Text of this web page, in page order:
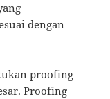
dengan
proofing
Proofing